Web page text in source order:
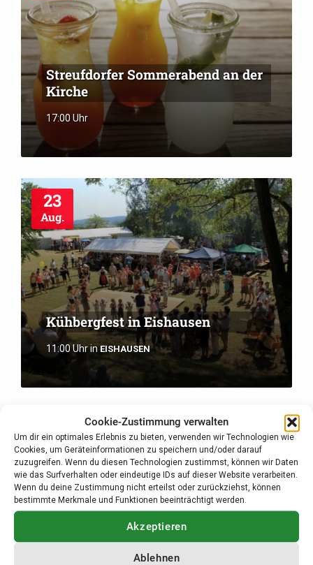
Cookie-Zustimmung verwalten
Um dir ein optimales Erlebnis zu bieten, verwenden wir Technologien wie
Cookies, um Geräteinformationen zu speichern und/oder darauf
zuzugreifen. Wenn du diesen Technologien zustimmst, können wir Daten
wie das Surfverhalten oder eindeutige IDs auf dieser Website verarbeiten.
Wenn du deine Zustimmung nicht erteilst oder zurückziehst, können
bestimmte Merkmale und Funktionen beeinträchtigt werden.
Akzeptieren
Ablehnen
Streufdorfer Sommerabend an der
Kirche
17:00 Uhr
23
Aug.
Kühbergfest in Eishausen
11:00 UhrinEISHAUSEN
27
Aug.
Kirmes in Stressenhausen